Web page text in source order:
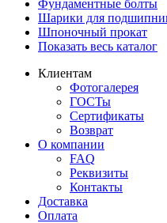
Фундаментные болты
Шарики для
Шпоночный прокат
Показать весь каталог
Клиентам
Фотогалерея
ГОСТы
Сертификаты
Возврат
О компании
FAQ
Реквизиты
Контакты
Доставка
Оплата